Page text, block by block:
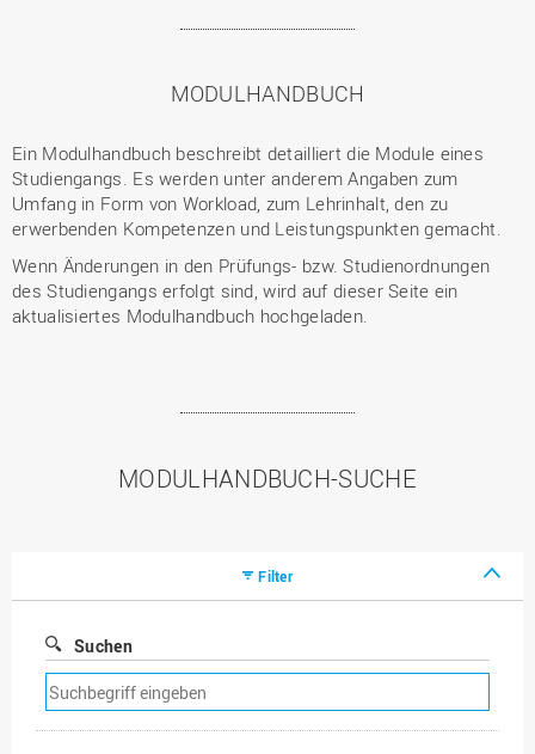
MODULHANDBUCH
Ein Modulhandbuch beschreibt detailliert die Module eines
Studiengangs. Es werden unter anderem Angaben zum
Umfang in Form von Workload, zum Lehrinhalt, den zu
erwerbenden Kompetenzen und Leistungspunkten gemacht.
Wenn Änderungen in den Prüfungs- bzw. Studienordnungen
des Studiengangs erfolgt sind, wird auf dieser Seite ein
aktualisiertes Modulhandbuch hochgeladen.
MODULHANDBUCH-SUCHE
Filter
Suchen
Suchfilter
entfernen